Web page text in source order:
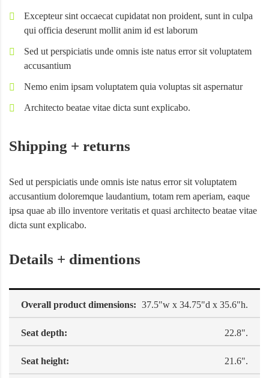
Excepteur sint occaecat cupidatat non proident, sunt in culpa
qui officia deserunt mollit anim id est laborum
Sed ut perspiciatis unde omnis iste natus error sit voluptatem
accusantium
Nemo enim ipsam voluptatem quia voluptas sit aspernatur
Architecto beatae vitae dicta sunt explicabo.
Shipping + returns
Sed ut perspiciatis unde omnis iste natus error sit voluptatem
accusantium doloremque laudantium, totam rem aperiam, eaque
ipsa quae ab illo inventore veritatis et quasi architecto beatae vitae
dicta sunt explicabo.
Details + dimentions
Overall product dimensions: 37.5"w x 34.75"d x 35.6"h.
Seat depth: 22.8".
Seat height: 21.6".